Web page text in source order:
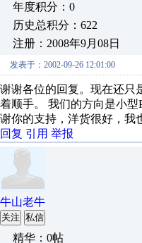
年度积分：0
历史总积分：622
注册：2008年9月08日
发表于：2002-09-26 12:01:00
谢谢各位的回复。现在还只
着顺手。 我们的方向是小
谢你的支持，洋货很好，我
回复 引用 举报
牛山老牛
关注 私信
精华：0帖